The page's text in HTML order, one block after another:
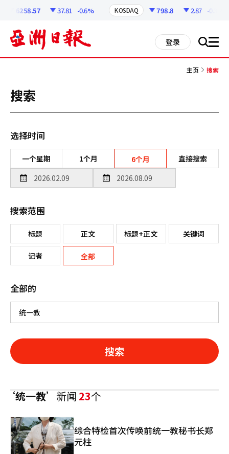
6258.57 37.81 -0.6% KOSDAQ 798.8 2.87 -0.36%
登录 搜 all
主页 搜索
搜索
选择时间
一个星期 1个月 6个月 直接搜索
搜索范围
标题 正文 标题+正文 关键词
记者 全部
全部的
搜索
‘统一教’新闻23个
综合特检首次传唤前统一教秘书长郑
元柱